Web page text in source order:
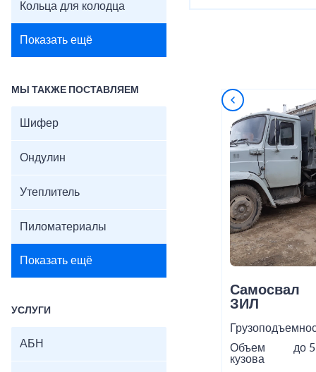
Кольца для колодца
Показать ещё
МЫ ТАКЖЕ ПОСТАВЛЯЕМ
Шифер
Ондулин
Утеплитель
Пиломатериалы
Показать ещё
УСЛУГИ
АБН
Самосвал
ЗИЛ
Объем
кузова
до